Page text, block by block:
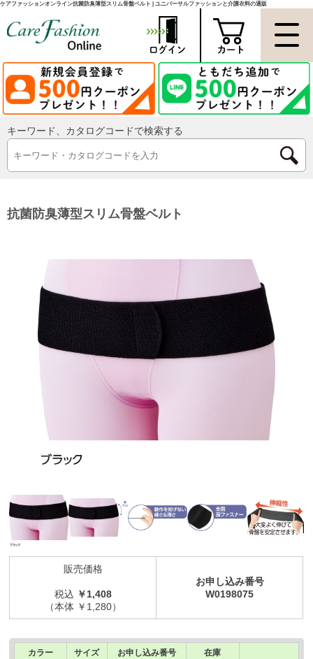
ケアファッションオンライン抗菌防臭薄型スリム骨盤ベルト | ユニバーサルファッションと介護衣料の通販
キーワード、カタログコードで検索する
抗菌防臭薄型スリム骨盤ベルト
販売価格
税込 ￥1,408
（本体 ￥1,280）
お申し込み番号
W0198075
カラー サイズ お申し込み番号 在庫